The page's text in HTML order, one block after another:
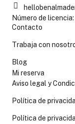
Número de
Contacto
Trabaja con
Blog
Mi reserva
Aviso legal y
Política de
Política de